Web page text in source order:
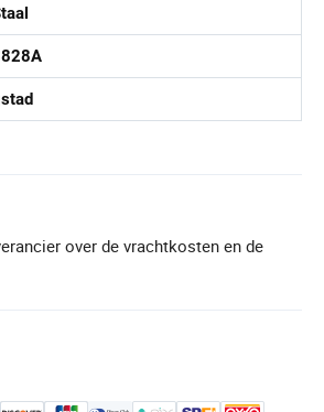
over de vrachtkosten en de